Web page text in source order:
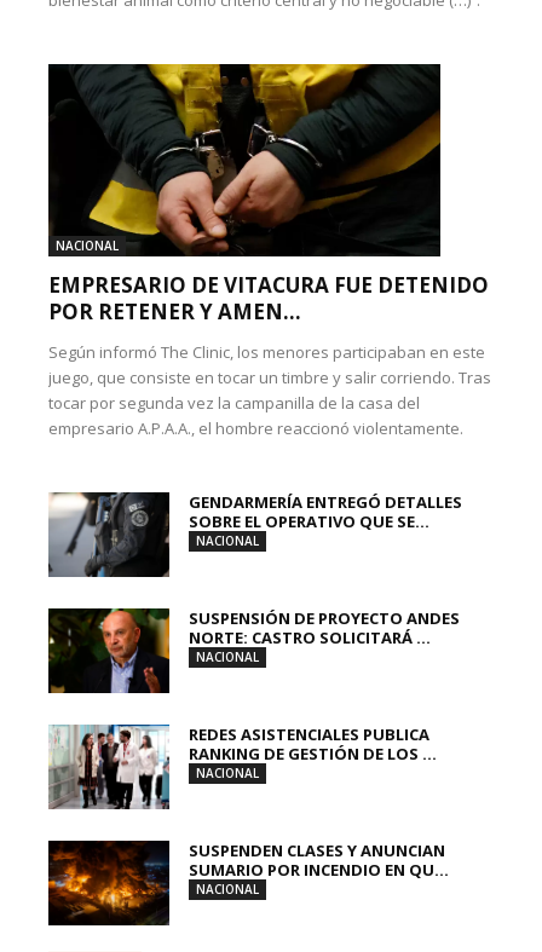
NACIONAL
EMPRESARIO DE VITACURA FUE DETENIDO
POR RETENER Y AMEN...
Según informó The Clinic, los menores participaban en este
juego, que consiste en tocar un timbre y salir corriendo. Tras
tocar por segunda vez la campanilla de la casa del
empresario A.P.A.A., el hombre reaccionó violentamente.
GENDARMERÍA ENTREGÓ DETALLES
SOBRE EL OPERATIVO QUE SE...
NACIONAL
SUSPENSIÓN DE PROYECTO ANDES
NORTE: CASTRO SOLICITARÁ ...
NACIONAL
REDES ASISTENCIALES PUBLICA
RANKING DE GESTIÓN DE LOS ...
NACIONAL
SUSPENDEN CLASES Y ANUNCIAN
SUMARIO POR INCENDIO EN QU...
NACIONAL